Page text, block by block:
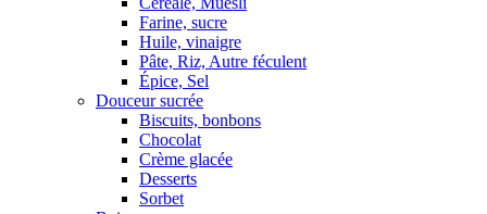
Farine, sucre
Huile, vinaigre
Pâte, Riz, Autre féculent
Épice, Sel
Douceur sucrée
Biscuits, bonbons
Chocolat
Crème glacée
Desserts
Sorbet